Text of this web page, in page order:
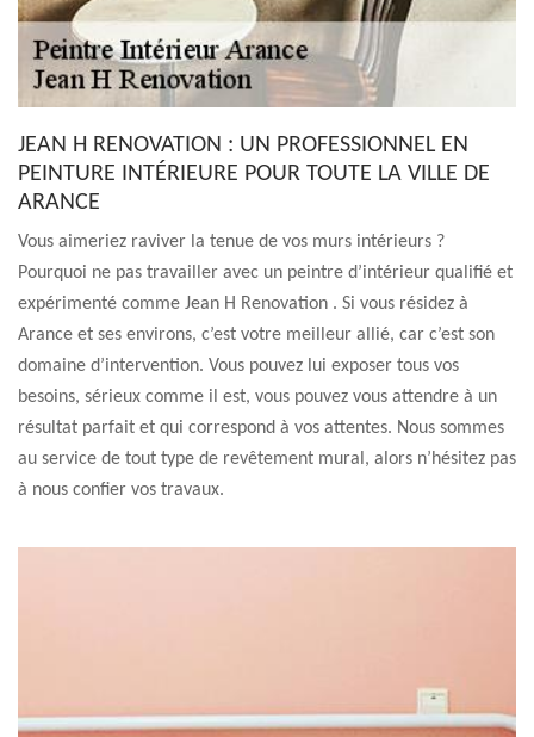
JEAN H RENOVATION : UN PROFESSIONNEL EN
PEINTURE INTÉRIEURE POUR TOUTE LA VILLE DE
ARANCE
Vous aimeriez raviver la tenue de vos murs intérieurs ?
Pourquoi ne pas travailler avec un peintre d’intérieur qualifié et
expérimenté comme Jean H Renovation . Si vous résidez à
Arance et ses environs, c’est votre meilleur allié, car c’est son
domaine d’intervention. Vous pouvez lui exposer tous vos
besoins, sérieux comme il est, vous pouvez vous attendre à un
résultat parfait et qui correspond à vos attentes. Nous sommes
au service de tout type de revêtement mural, alors n’hésitez pas
à nous confier vos travaux.